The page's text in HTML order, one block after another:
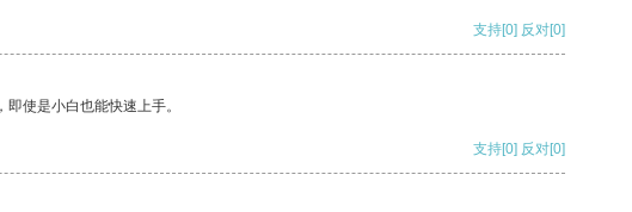
支持[0] 反对[0]
使是小白也能快速上手。
支持[0] 反对[0]